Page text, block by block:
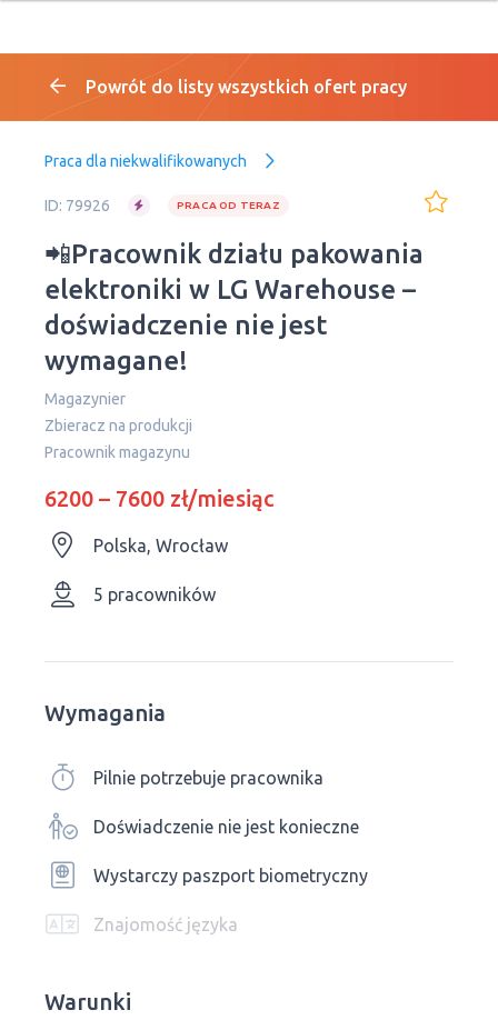
Powrót do listy wszystkich ofert pracy
Praca dla niekwalifikowanych
ID: 79926 PRACA OD TERAZ
📲Pracownik działu pakowania
elektroniki w LG Warehouse –
doświadczenie nie jest
wymagane!
Magazynier
Zbieracz na produkcji
Рracownik magazynu
6200 – 7600 zł/miesiąc
Polska, Wrocław
5 pracowników
Wymagania
Pilnie potrzebuje pracownika
Doświadczenie nie jest konieczne
Wystarczy paszport biometryczny
Znajomość języka
Warunki